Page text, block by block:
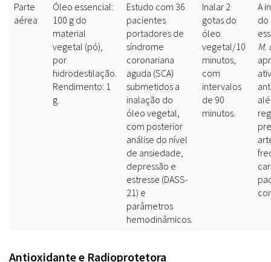
Parte
aérea
Óleo essencial:
100 g do
material
vegetal (pó),
por
hidrodestilação.
Rendimento: 1
g.
Estudo com 36
pacientes
portadores de
síndrome
coronariana
aguda (SCA)
submetidos a
inalação do
óleo vegetal,
com posterior
análise do nível
de ansiedade,
depressão e
estresse (DASS-
21) e
parâmetros
hemodinâmicos.
Inalar 2
gotas do
óleo
vegetal/10
minutos,
com
intervalos
de 90
minutos.
A
do
M.
Antioxidante e Radioprotetora